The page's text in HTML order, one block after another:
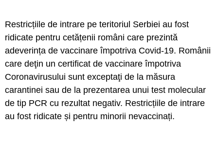
Restricțiile de intrare pe teritoriul Serbiei au fost
ridicate pentru cetățenii români care prezintă
adeverința de vaccinare împotriva Covid-19. Românii
care deţin un certificat de vaccinare împotriva
Coronavirusului sunt exceptaţi de la măsura
carantinei sau de la prezentarea unui test molecular
de tip PCR cu rezultat negativ. Restricțiile de intrare
au fost ridicate și pentru minorii nevaccinați.